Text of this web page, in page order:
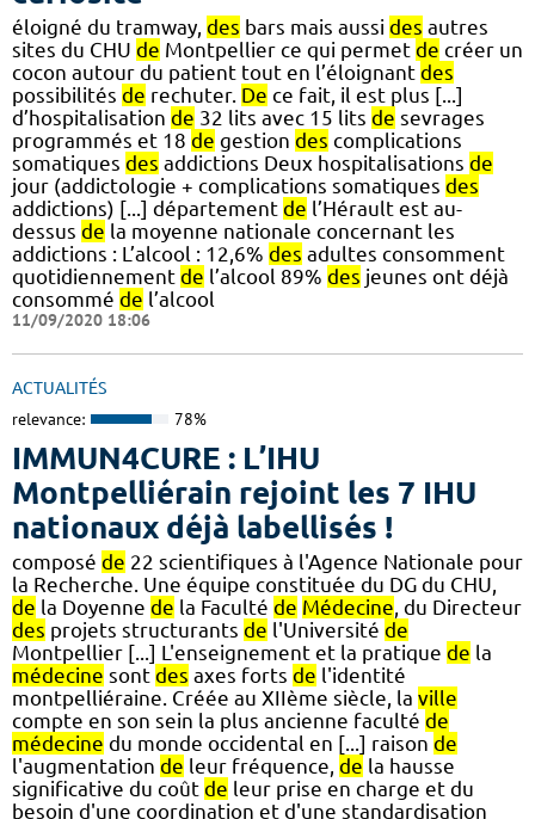
éloigné du tramway, des bars mais aussi des autres
sites du CHU de Montpellier ce qui permet de créer un
cocon autour du patient tout en l’éloignant des
possibilités de rechuter. De ce fait, il est plus [...]
d’hospitalisation de 32 lits avec 15 lits de sevrages
programmés et 18 de gestion des complications
somatiques des addictions Deux hospitalisations de
jour (addictologie + complications somatiques des
addictions) [...] département de l’Hérault est au-
dessus de la moyenne nationale concernant les
addictions : L’alcool : 12,6% des adultes consomment
quotidiennement de l’alcool 89% des jeunes ont déjà
consommé de l’alcool
11/09/2020 18:06
ACTUALITÉS
relevance: 78%
IMMUN4CURE : L’IHU
Montpelliérain rejoint les 7 IHU
nationaux déjà labellisés !
composé de 22 scientifiques à l'Agence Nationale pour
la Recherche. Une équipe constituée du DG du CHU,
de la Doyenne de la Faculté de Médecine, du Directeur
des projets structurants de l'Université de
Montpellier [...] L'enseignement et la pratique de la
médecine sont des axes forts de l'identité
montpelliéraine. Créée au XIIème siècle, la ville
compte en son sein la plus ancienne faculté de
médecine du monde occidental en [...] raison de
l'augmentation de leur fréquence, de la hausse
significative du coût de leur prise en charge et du
besoin d'une coordination et d'une standardisation